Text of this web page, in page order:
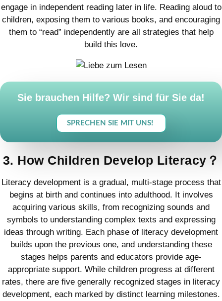
engage in independent reading later in life. Reading aloud to
children, exposing them to various books, and encouraging
them to “read” independently are all strategies that help
build this love.
Sie brauchen Hilfe? Wir sind für Sie da!
SPRECHEN SIE MIT UNS!
3. How Children Develop Literacy？
Literacy development is a gradual, multi-stage process that
begins at birth and continues into adulthood. It involves
acquiring various skills, from recognizing sounds and
symbols to understanding complex texts and expressing
ideas through writing. Each phase of literacy development
builds upon the previous one, and understanding these
stages helps parents and educators provide age-
appropriate support. While children progress at different
rates, there are five generally recognized stages in literacy
development, each marked by distinct learning milestones.